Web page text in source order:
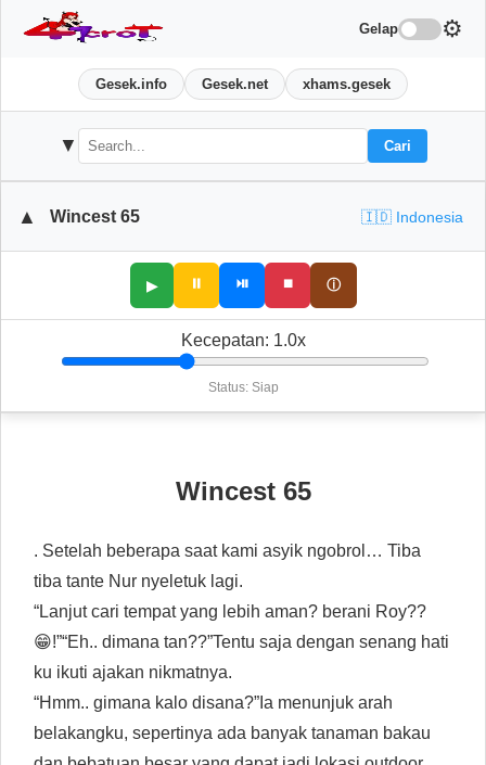
Gelap ⚙️
Gesek.info Gesek.net xhams.gesek
▼ Cari
▲ Wincest 65 🇮🇩 Indonesia
▶ ⏸ ⏯ ⏹ ⓘ
Kecepatan: 1.0x
Status: Siap
Wincest 65
. Setelah beberapa saat kami asyik ngobrol… Tiba
tiba tante Nur nyeletuk lagi.
“Lanjut cari tempat yang lebih aman? berani Roy??
😁!”“Eh.. dimana tan??”Tentu saja dengan senang hati
ku ikuti ajakan nikmatnya.
“Hmm.. gimana kalo disana?”Ia menunjuk arah
belakangku, sepertinya ada banyak tanaman bakau